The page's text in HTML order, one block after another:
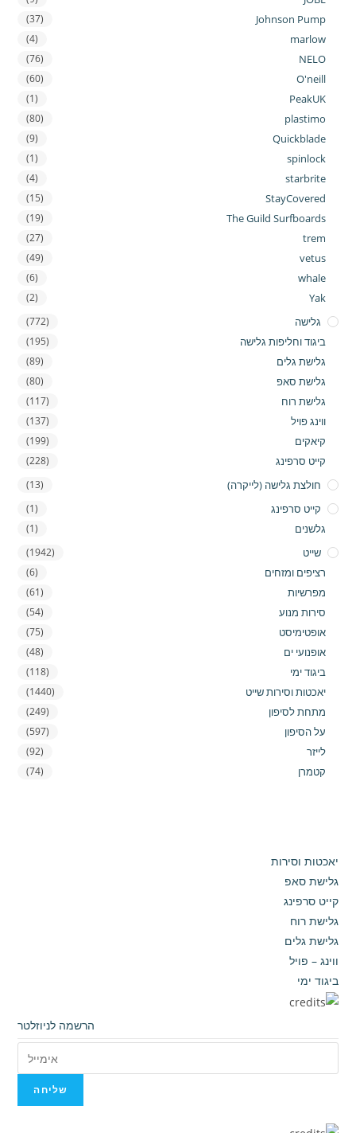
Johnson Pump
(37)
marlow
(4)
NELO
(76)
O'neill
(60)
PeakUK
(1)
plastimo
(80)
Quickblade
(9)
spinlock
(1)
starbrite
(4)
StayCovered
(15)
The Guild Surfboards
(19)
trem
(27)
vetus
(49)
whale
(6)
Yak
(2)
גלישה (772)
ביגוד וחליפות גלישה (195)
גלישת גלים (89)
גלישת סאפ (80)
גלישת רוח (117)
ווינג פויל (137)
קיאקים (199)
קייט סרפינג (228)
חולצת גלישה (לייקרה) (13)
קייט סרפינג (1)
גלשנים (1)
שייט (1942)
רציפים ומזחים (6)
מפרשיות (61)
סירות מנוע (54)
אופטימיסט (75)
אופנועי ים (48)
ביגוד ימי (118)
יאכטות וסירות שייט (1440)
מתחת לסיפון (249)
על הסיפון (597)
לייזר (92)
קטמרן (74)
יאכטות וסירות
גלישת סאפ
קייט סרפינג
גלישת רוח
גלישת גלים
ווינג – פויל
ביגוד ימי
הרשמה לניוזלטר